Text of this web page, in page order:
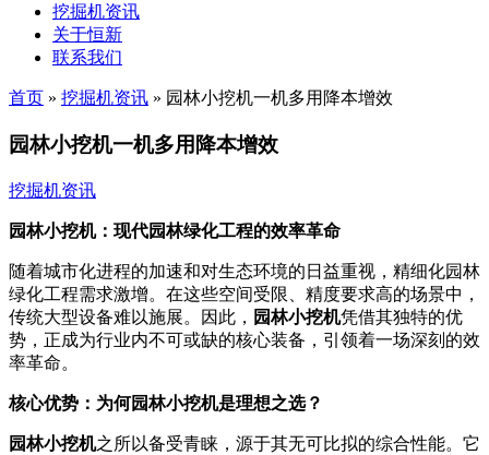
挖掘机资讯
关于恒新
联系我们
首页 » 挖掘机资讯 » 园林小挖机一机多用降本增效
园林小挖机一机多用降本增效
挖掘机资讯
园林小挖机：现代园林绿化工程的效率革命
随着城市化进程的加速和对生态环境的日益重视，精细化园林
绿化工程需求激增。在这些空间受限、精度要求高的场景中，
传统大型设备难以施展。因此， 园林小挖机凭借其独特的优
势，正成为行业内不可或缺的核心装备，引领着一场深刻的效
率革命。
核心优势：为何园林小挖机是理想之选？
园林小挖机之所以备受青睐，源于其无可比拟的综合性能。它